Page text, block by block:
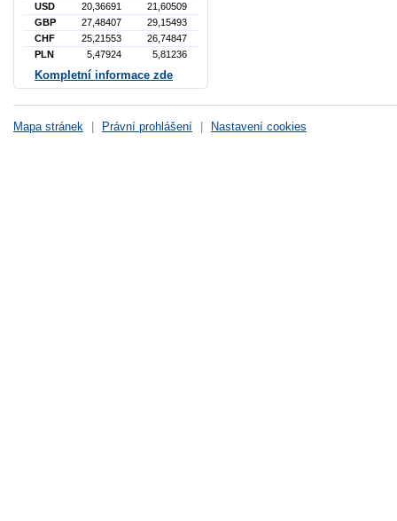
USD
20,36691
21,60509
GBP
27,48407
29,15493
CHF
25,21553
26,74847
PLN
5,47924 5,81236
Kompletní informace zde
Mapa stránek Právní prohlášení Nastavení cookies